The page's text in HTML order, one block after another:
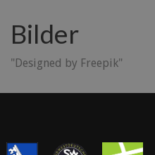
Bilder
"Designed by Freepik"